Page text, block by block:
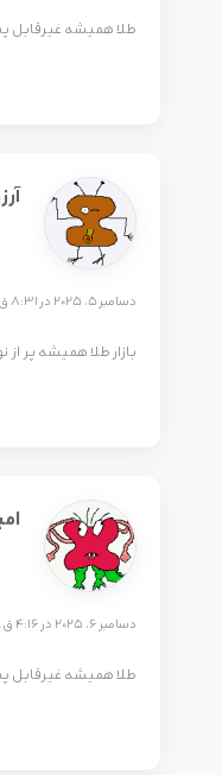
طلا همیشه غیرقابل
دسامبر 5, 2025 در 8:31 ق.ظ
بازار طلا همیشه پر
دسامبر 6, 2025 در 4:16 ق.ظ
طلا همیشه غیرقابل